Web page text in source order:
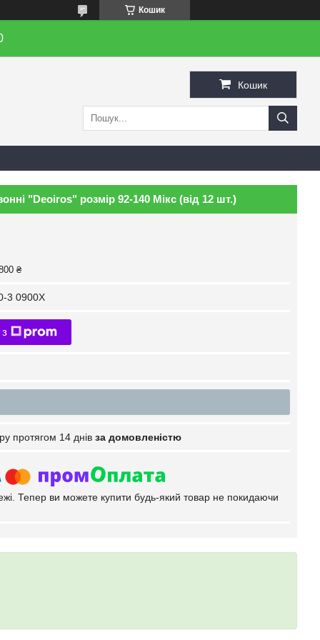
Кошик
Кошик
"Deoiros" розмір 92-140 Мікс (від 12 шт.)
₴
3 0900X
протягом 14 днів за домовленістю
Тепер ви можете купити будь-який товар не покидаючи